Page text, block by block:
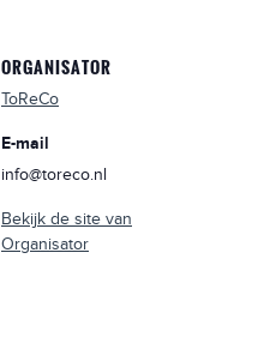
ORGANISATOR
ToReCo
E-mail
info@toreco.nl
Bekijk de site van
Organisator